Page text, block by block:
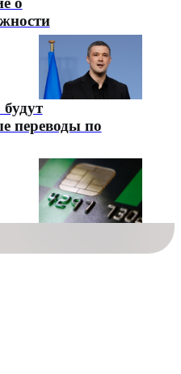
переводы по